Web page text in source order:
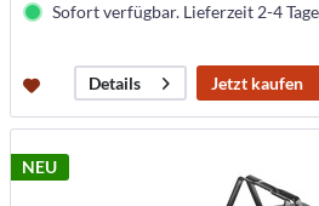
Sofort verfügbar. Lieferzeit 2-4
Details Jetzt kaufen
NEU